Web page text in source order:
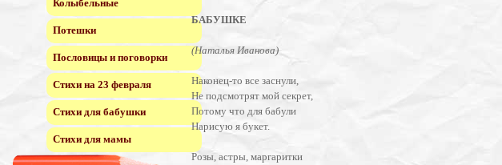
Колыбельные
Потешки
Пословицы и поговорки
Стихи на 23 февраля
Стихи для бабушки
Стихи для мамы
БАБУШКЕ
(Наталья Иванова)
Наконец-то все заснули,
Не подсмотрят мой секрет,
Потому что для бабули
Нарисую я букет.
Розы, астры, маргаритки